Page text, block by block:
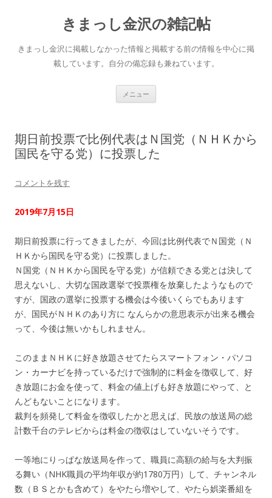
きまっし金沢の雑記帖
きまっし金沢に掲載しなかった情報と掲載する前の情報を中心に掲
載しています。自分の備忘録も兼ねています。
メニュー
へ
ス
キ
ッ
期日前投票で比例代表はＮ国党（ＮＨＫから
国民を守る党）に投票した
コメントを残す
2019年7月15日
期日前投票に行ってきましたが、今回は比例代表でＮ国党（Ｎ
ＨＫから国民を守る党）に投票しました。
Ｎ国党（ＮＨＫから国民を守る党）が信頼できる党とは決して
思えないし、大切な国政選挙で投票権を放棄したようなもので
すが、国政の選挙に投票する機会は今後いくらでもあります
が、国民がＮＨＫのあり方に なんらかの意思表示が出来る機会
って、今後は無いかもしれません。
このままＮＨＫに好き放題させてたらスマートフォン・パソコ
ン・カーナビを持っているだけで強制的に料金を徴収して、好
き放題にお金を使って、料金の値上げも好き放題にやって、と
んどもないことになります。
裁判を頻発して料金を徴収したかと思えば、民放の放送局の総
計数千台のテレビからは料金の徴収はしていないそうです。
一等地にりっぱな放送局を作って、職員に高額の給与を大判振
る舞い（NHK職員の平均年収が約1780万円）して、チャンネル
数（ＢＳとかも含めて）をやたら増やして、やたら娯楽番組を